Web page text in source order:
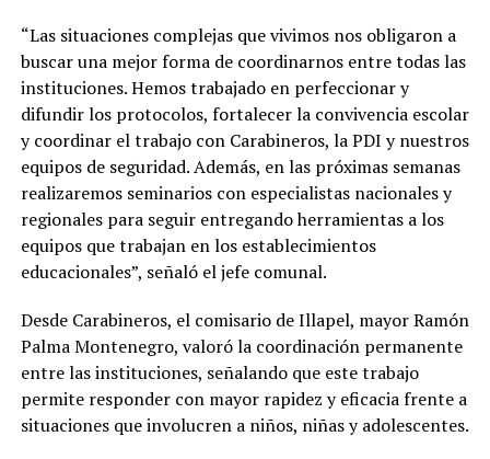
“Las situaciones complejas que vivimos nos obligaron a
buscar una mejor forma de coordinarnos entre todas las
instituciones. Hemos trabajado en perfeccionar y
difundir los protocolos, fortalecer la convivencia escolar
y coordinar el trabajo con Carabineros, la PDI y nuestros
equipos de seguridad. Además, en las próximas semanas
realizaremos seminarios con especialistas nacionales y
regionales para seguir entregando herramientas a los
equipos que trabajan en los establecimientos
educacionales”, señaló el jefe comunal.
Desde Carabineros, el comisario de Illapel, mayor Ramón
Palma Montenegro, valoró la coordinación permanente
entre las instituciones, señalando que este trabajo
permite responder con mayor rapidez y eficacia frente a
situaciones que involucren a niños, niñas y adolescentes.